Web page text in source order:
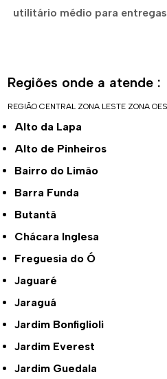
utilitário médio para
Regiões onde a atende :
REGIÃO CENTRAL ZONA LESTE ZONA
Alto da Lapa
Alto de Pinheiros
Bairro do Limão
Barra Funda
Butantã
Chácara Inglesa
Freguesia do Ó
Jaguaré
Jaraguá
Jardim Bonfiglioli
Jardim Everest
Jardim Guedala